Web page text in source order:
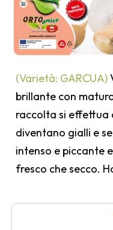
(Varietà: GARCUA)
brillante con
raccolta si effettua
diventano gialli e
intenso e piccante
fresco che secco.